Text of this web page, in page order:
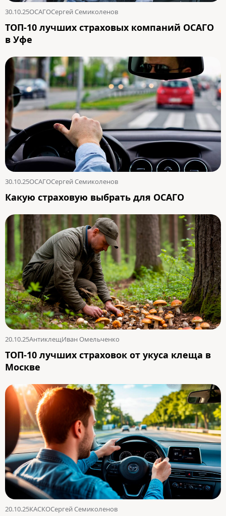
30.10.25ОСАГОСергей Семиколенов
ТОП-10 лучших страховых компаний ОСАГО
в Уфе
30.10.25ОСАГОСергей Семиколенов
Какую страховую выбрать для ОСАГО
20.10.25АнтиклещИван Омельченко
ТОП-10 лучших страховок от укуса клеща в
Москве
20.10.25КАСКОСергей Семиколенов